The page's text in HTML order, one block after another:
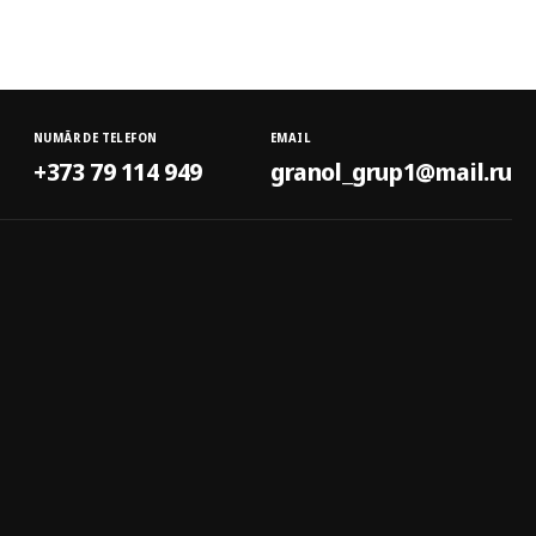
NUMĂR DE TELEFON
+373 79 114 949
EMAIL
granol_grup1@mail.ru